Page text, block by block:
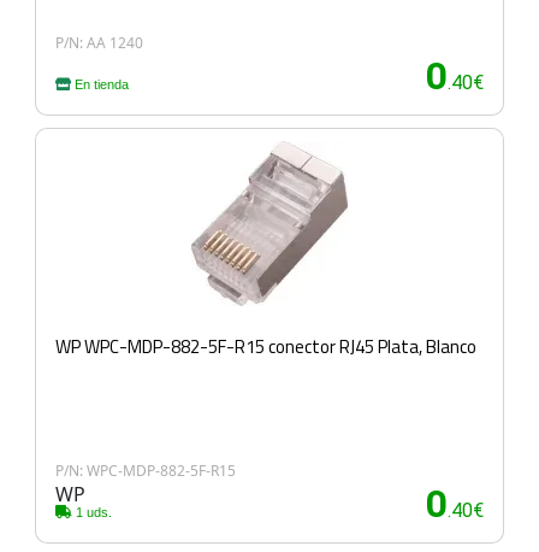
P/N: AA 1240
En tienda 0.40€
WP WPC-MDP-882-5F-R15 conector RJ45 Plata, Blanco
P/N: WPC-MDP-882-5F-R15
WP
1 uds. 0.40€